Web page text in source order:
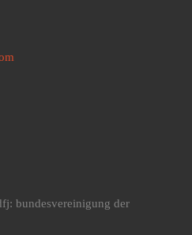
bundesvereinigung der